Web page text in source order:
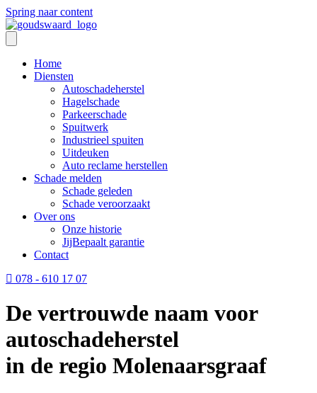
Spring naar content
Home
Diensten
Autoschadeherstel
Hagelschade
Parkeerschade
Spuitwerk
Industrieel spuiten
Uitdeuken
Auto reclame herstellen
Schade melden
Schade geleden
Schade veroorzaakt
Over ons
Onze historie
JijBepaalt garantie
Contact
078 - 610 17 07
De vertrouwde naam voor
autoschadeherstel
in de regio Molenaarsgraaf